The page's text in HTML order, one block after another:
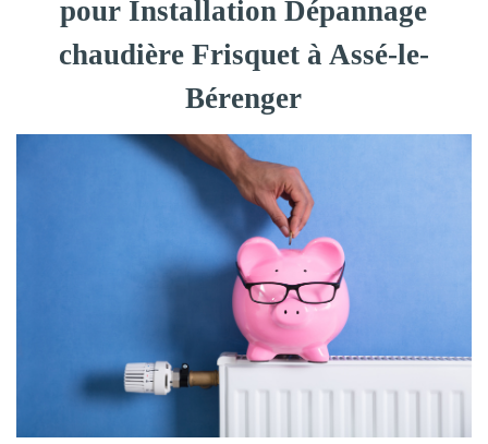
pour Installation Dépannage
chaudière Frisquet à Assé-le-
Bérenger